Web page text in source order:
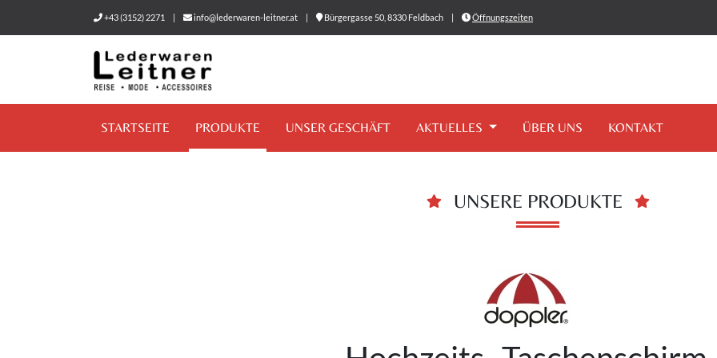
+43 (3152) 2271 | info@lederwaren-leitner.at | Bürgergasse 50, 8330 Feldbach | Öffnungszeiten
STARTSEITE PRODUKTE UNSER GESCHÄFT AKTUELLES ÜBER UNS KONTAKT
UNSERE PRODUKTE